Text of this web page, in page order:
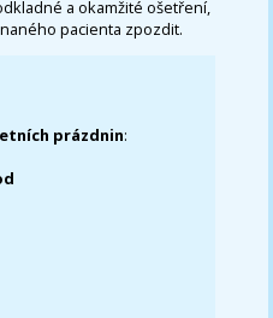
a okamžité ošetření,
pacienta zpozdit.
prázdnin: